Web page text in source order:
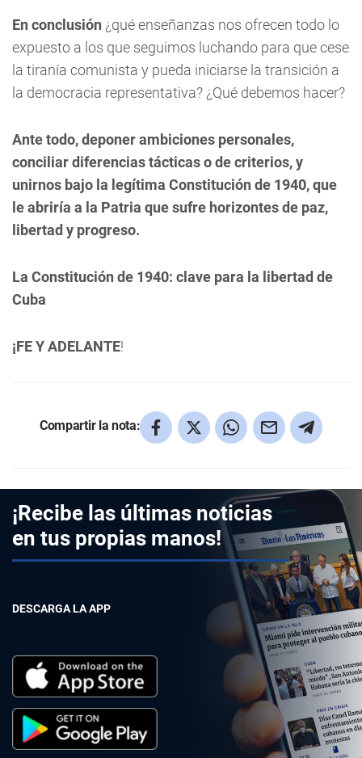
En conclusión ¿qué enseñanzas nos ofrecen todo lo
expuesto a los que seguimos luchando para que cese
la tiranía comunista y pueda iniciarse la transición a
la democracia representativa? ¿Qué debemos hacer?
Ante todo, deponer ambiciones personales,
conciliar diferencias tácticas o de criterios, y
unirnos bajo la legítima Constitución de 1940, que
le abriría a la Patria que sufre horizontes de paz,
libertad y progreso.
La Constitución de 1940: clave para la libertad de
Cuba
¡FE Y ADELANTE!
Compartir la nota:
¡Recibe las últimas noticias
en tus propias manos!
DESCARGA LA APP